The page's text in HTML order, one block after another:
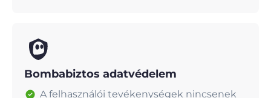
Bombabiztos adatvédelem
A felhasználói tevékenységek nincsenek